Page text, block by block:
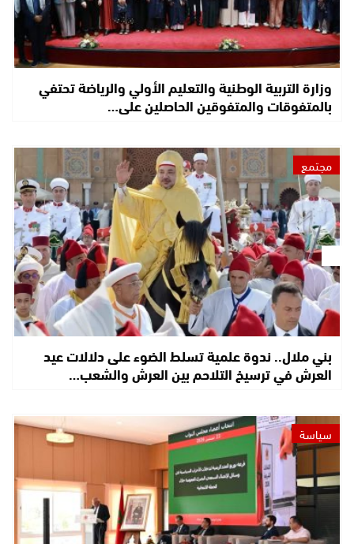
وزارة التربية الوطنية والتعليم الأولي والرياضة تحتفي
بالمتفوقات والمتفوقين الحاصلين على…
مجتمع
بني ملال.. ندوة علمية تسلط الضوء على دلالات عيد
العرش في ترسيخ التلاحم بين العرش والشعب…
سياسة